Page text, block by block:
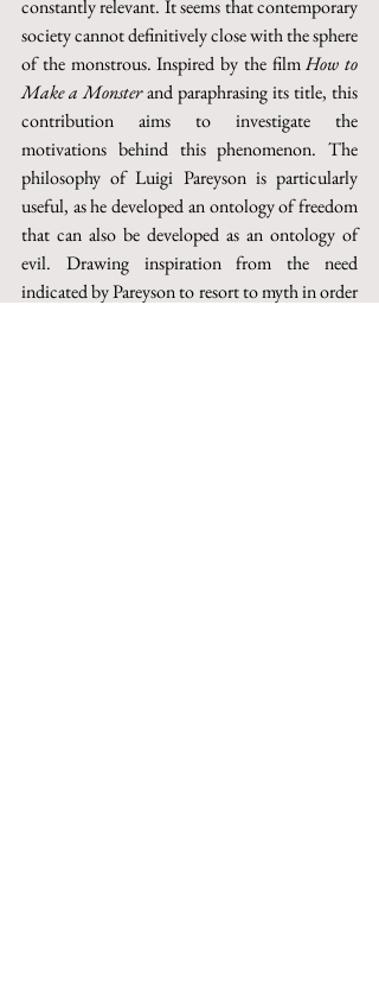
constantly relevant. It seems that contemporary
society cannot definitively close with the sphere
of the monstrous. Inspired by the film How to
Make a Monster and paraphrasing its title, this
contribution aims to investigate the
motivations behind this phenomenon. The
philosophy of Luigi Pareyson is particularly
useful, as he developed an ontology of freedom
that can also be developed as an ontology of
evil. Drawing inspiration from the need
indicated by Pareyson to resort to myth in order